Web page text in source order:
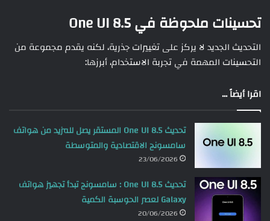
تحسينات ملحوظة في One UI 8.5
التحديث الجديد لا يركز على تغييرات جذرية، لكنه يقدم مجموعة من
التحسينات المهمة في تجربة الاستخدام، أبرزها:
اقرا أيضاً ...
تحديث One UI 8.5 المستقر يصل للمزيد من هواتف
سامسونج الاقتصادية والمتوسطة
23/06/2026
تحديث One UI 8.5 : سامسونج تبدأ تجهيز هواتف
Galaxy لعصر الحوسبة الكمية
20/06/2026